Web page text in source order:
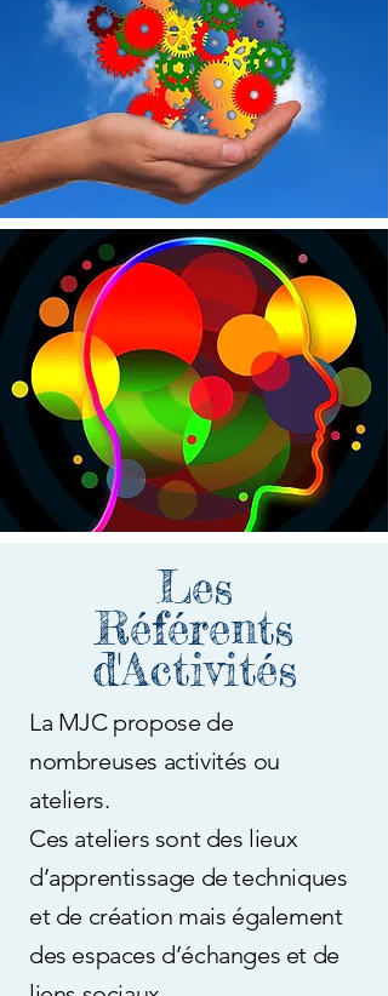
Les
Référents
d'Activités
La MJC propose de
nombreuses activités ou
ateliers.
Ces ateliers sont des lieux
d’apprentissage de techniques
et de création mais également
des espaces d’échanges et de